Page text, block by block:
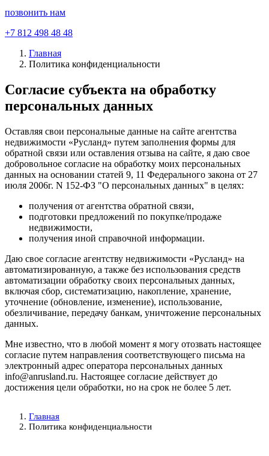
позвонить нам
+7 812 498 48 48
Главная
Политика конфиденциальности
Согласие субъекта на обработку
персональных данных
Оставляя свои персональные данные на сайте агентства
недвижимости «Русланд» путем заполнения формы для
обратной связи или оставления отзыва на сайте, я даю свое
добровольное согласие на обработку моих персональных
данных на основании статей 9, 11 Федерального закона от 27
июля 2006г. N 152-ФЗ "О персональных данных" в целях:
получения от агентства обратной связи,
подготовки предложений по покупке/продаже
недвижимости,
получения иной справочной информации.
Даю свое согласие агентству недвижимости «Русланд» на
автоматизированную, а также без использования средств
автоматизации обработку своих персональных данных,
включая сбор, систематизацию, накопление, хранение,
уточнение (обновление, изменение), использование,
обезличивание, передачу банкам, уничтожение персональных
данных.
Мне известно, что в любой момент я могу отозвать настоящее
согласие путем направления соответствующего письма на
электронный адрес оператора персональных данных
info@anrusland.ru. Настоящее согласие действует до
достижения цели обработки, но на срок не более 5 лет.
Главная
Политика конфиденциальности